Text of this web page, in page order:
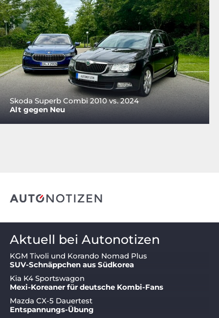
Skoda Superb Combi 2010 vs. 2024
Alt gegen Neu
Aktuell bei Autonotizen
KGM Tivoli und Korando Nomad Plus
SUV-Schnäppchen aus Südkorea
Kia K4 Sportswagon
Mexi-Koreaner für deutsche Kombi-Fans
Mazda CX-5 Dauertest
Entspannungs-Übung